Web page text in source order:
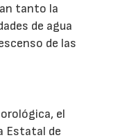
tanto la
de agua
de las
el
Estatal de